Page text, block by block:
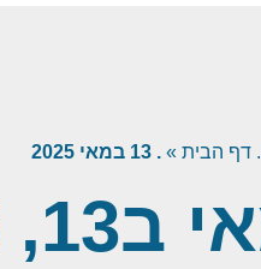
.דף הבית ». 13 במאי 2025
2025